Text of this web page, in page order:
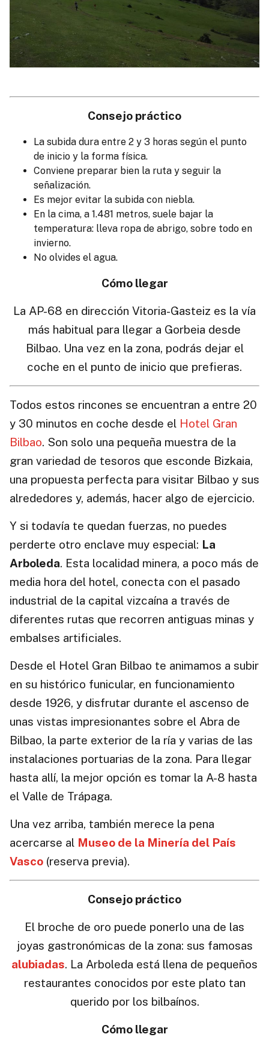
Consejo práctico
La subida dura entre 2 y 3 horas según el punto
de inicio y la forma física.
Conviene preparar bien la ruta y seguir la
señalización.
Es mejor evitar la subida con niebla.
En la cima, a 1.481 metros, suele bajar la
temperatura: lleva ropa de abrigo, sobre todo en
invierno.
No olvides el agua.
Cómo llegar
La AP-68 en dirección Vitoria-Gasteiz es la vía
más habitual para llegar a Gorbeia desde
Bilbao. Una vez en la zona, podrás dejar el
coche en el punto de inicio que prefieras.
Todos estos rincones se encuentran a entre 20
y 30 minutos en coche desde el Hotel Gran
Bilbao. Son solo una pequeña muestra de la
gran variedad de tesoros que esconde Bizkaia,
una propuesta perfecta para visitar Bilbao y sus
alrededores y, además, hacer algo de ejercicio.
Y si todavía te quedan fuerzas, no puedes
perderte otro enclave muy especial: La
Arboleda. Esta localidad minera, a poco más de
media hora del hotel, conecta con el pasado
industrial de la capital vizcaína a través de
diferentes rutas que recorren antiguas minas y
embalses artificiales.
Desde el Hotel Gran Bilbao te animamos a subir
en su histórico funicular, en funcionamiento
desde 1926, y disfrutar durante el ascenso de
unas vistas impresionantes sobre el Abra de
Bilbao, la parte exterior de la ría y varias de las
instalaciones portuarias de la zona. Para llegar
hasta allí, la mejor opción es tomar la A-8 hasta
el Valle de Trápaga.
Una vez arriba, también merece la pena
acercarse al Museo de la Minería del País
Vasco (reserva previa).
Consejo práctico
El broche de oro puede ponerlo una de las
joyas gastronómicas de la zona: sus famosas
alubiadas. La Arboleda está llena de pequeños
restaurantes conocidos por este plato tan
querido por los bilbaínos.
Cómo llegar